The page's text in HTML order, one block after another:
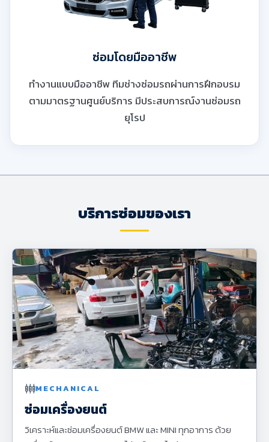
ซ่อมโดยมืออาชีพ
ทำงานแบบมืออาชีพ ทีมช่างซ่อมรถผ่านการฝึกอบรม
ตามมาตรฐานศูนย์บริการ มีประสบการณ์งานซ่อมรถ
ยุโรป
บริการซ่อมของเรา
settings_input_componentMECHANICAL
ซ่อมเครื่องยนต์
วิเคราะห์และซ่อมเครื่องยนต์ BMW และ MINI ทุกอาการ ด้วย